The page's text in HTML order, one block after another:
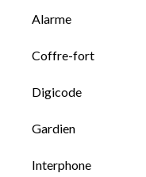
Alarme
Coffre-fort
Digicode
Gardien
Interphone